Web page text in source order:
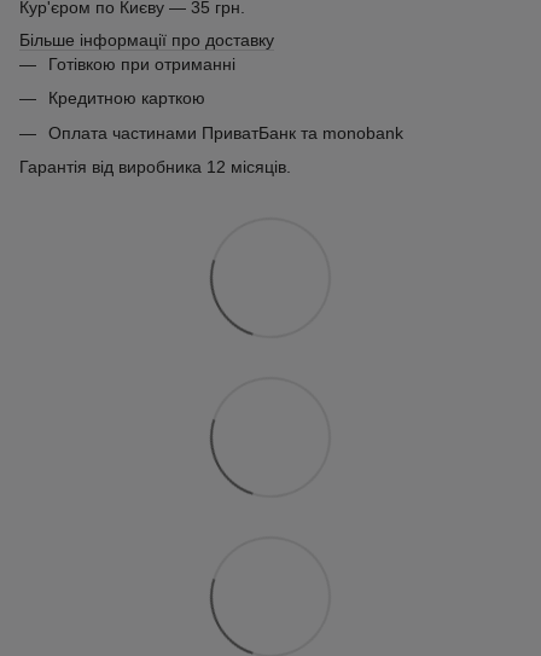
Кур'єром по Києву — 35 грн.
Більше інформації про доставку
Готівкою при отриманні
Кредитною карткою
Оплата частинами ПриватБанк та monobank
Гарантія від виробника 12 місяців.